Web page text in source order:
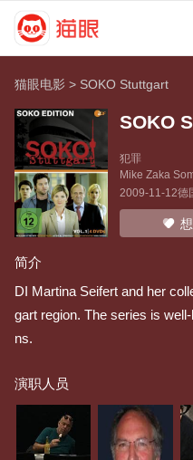
猫眼电影 > SOKO Stuttgart
SOKO
犯罪
Mike Zaka
2009-11-12德
简介
DI Martina Seifert and her
gart region. The series is
ns.
演职人员